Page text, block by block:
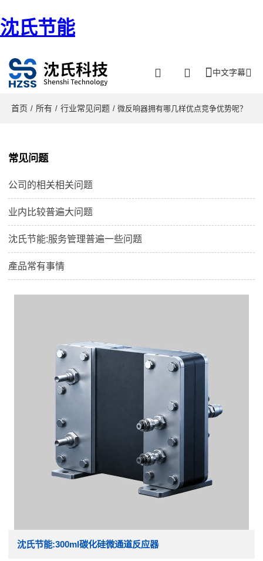
沈氏节能
中文字幕
首页 / 所有 / 行业常见问题 / 微反响器拥有哪几样优点竞争优势呢？
常见问题
公司的相关相关问题
业内比较普遍大问题
沈氏节能:服务管理普遍一些问题
產品常有事情
沈氏节能:300ml碳化硅微通道反应器